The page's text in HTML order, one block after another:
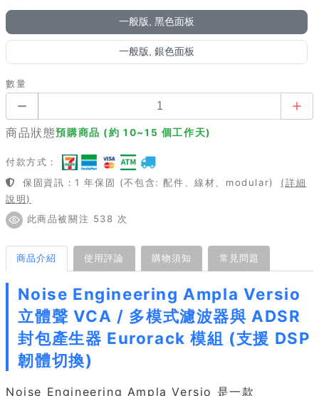
一般版, 黑色面板
一般版, 銀色面板
數量
商品狀態預購商品 (約 10~15 個工作天)
付款方式：
保固資訊：1 年保固 (不包含: 配件、線材、modular)
(詳細
說明)
此商品被關注 538 次
商品介紹 使用評論 購物須知 常見問題
Noise Engineering Ampla Versio
立體聲 VCA / 多模式濾波器與 ADSR
封包產生器 Eurorack 模組 (支援 DSP
韌體切換)
Noise Engineering Ampla Versio 是一款